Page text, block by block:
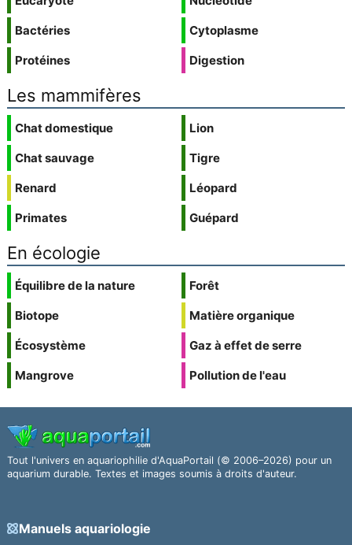
Bactéries
Protéines
Cytoplasme
Digestion
Les mammifères
Chat domestique
Chat sauvage
Renard
Primates
Lion
Tigre
Léopard
Guépard
En écologie
Équilibre de la nature
Biotope
Écosystème
Mangrove
Forêt
Matière organique
Gaz à effet de serre
Pollution de l'eau
Tout l'univers en aquariophilie d'AquaPortail (© 2006–2026) pour un
aquarium durable. Textes et images soumis à droits d'auteur.
Manuels aquariologie